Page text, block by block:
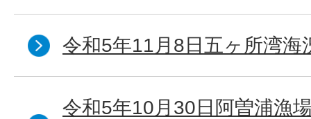
令和5年11月8日五ヶ所湾海
令和5年10月30日阿曽浦漁